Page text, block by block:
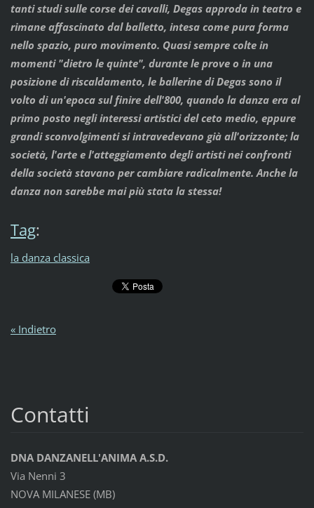
tanti studi sulle corse dei cavalli, Degas approda in teatro e
rimane affascinato dal balletto, intesa come pura forma
nello spazio, puro movimento. Quasi sempre colte in
momenti "dietro le quinte", durante le prove o in una
posizione di riscaldamento, le ballerine di Degas sono il
volto di un'epoca sul finire dell'800, quando la danza era al
primo posto negli interessi artistici del ceto medio, eppure
grandi sconvolgimenti si intravedevano già all'orizzonte; la
società, l'arte e l'atteggiamento degli artisti nei confronti
della società stavano per cambiare radicalmente. Anche la
danza non sarebbe mai più stata la stessa!
Tag:
la danza classica
« Indietro
Contatti
DNA DANZANELL'ANIMA A.S.D.
Via Nenni 3
NOVA MILANESE (MB)